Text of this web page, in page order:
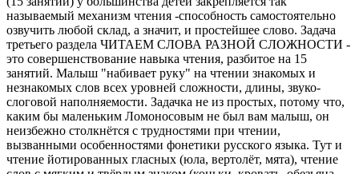
называемый механизм чтения -способность самостоятельно
озвучить любой склад, а значит, и простейшее слово. Задача
третьего раздела ЧИТАЕМ СЛОВА РАЗНОЙ СЛОЖНОСТИ -
это совершенствование навыка чтения, разбитое на 15
занятий. Малыш "набивает руку" на чтении знакомых и
незнакомых слов всех уровней сложности, длины, звуко-
слоговой наполняемости. Задачка не из простых, потому что,
каким бы маленьким Ломоносовым не был вам малыш, он
неизбежно столкнётся с трудностями при чтении,
вызванными особенностями фонетики русского языка. Тут и
чтение йотированных гласных (юла, вертолёт, мята), чтение